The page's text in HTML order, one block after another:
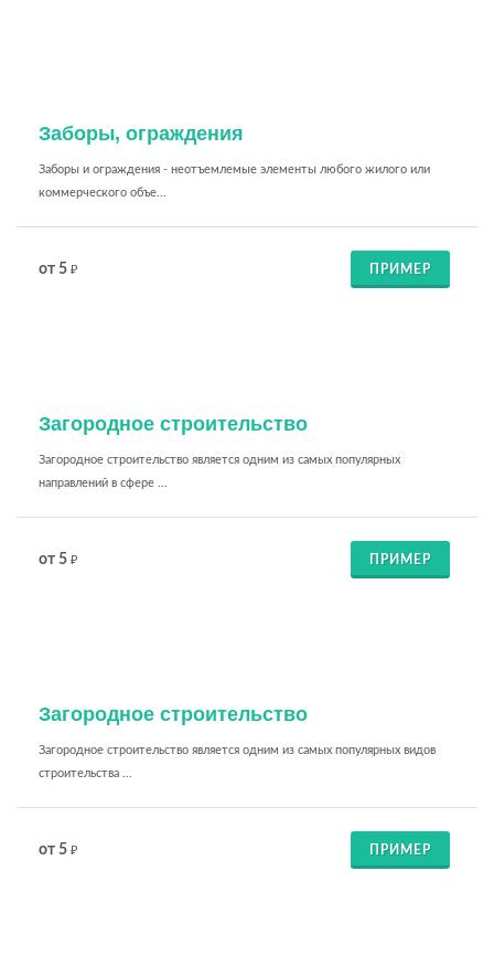
Заборы, ограждения
Заборы и ограждения - неотъемлемые элементы любого жилого или
коммерческого объе...
от 5 ₽ ПРИМЕР
Загородное строительство
Загородное строительство является одним из самых популярных
направлений в сфере ...
от 5 ₽ ПРИМЕР
Загородное строительство
Загородное строительство является одним из самых популярных видов
строительства ...
от 5 ₽ ПРИМЕР